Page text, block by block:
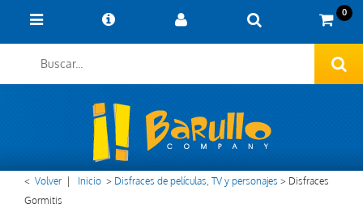
0
< Volver Inicio > Disfraces de películas, TV y personajes > Disfraces
Gormitis